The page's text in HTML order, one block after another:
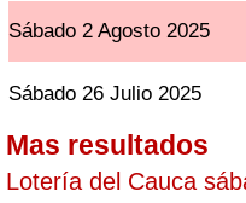
Sábado 2 Agosto 2025
Sábado 26 Julio 2025
Mas resultados
Lotería del Cauca